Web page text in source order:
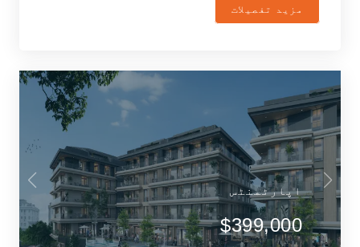
مزید تفصیلات
اپارٹمنٹس
$399,000